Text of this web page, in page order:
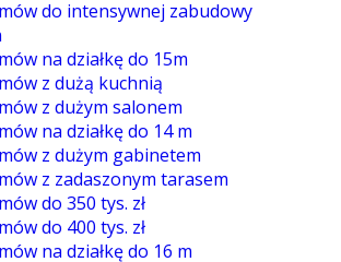
do intensywnej zabudowy
na działkę do 15m
z dużą kuchnią
z dużym salonem
na działkę do 14 m
z dużym gabinetem
z zadaszonym tarasem
do 350 tys. zł
do 400 tys. zł
na działkę do 16 m